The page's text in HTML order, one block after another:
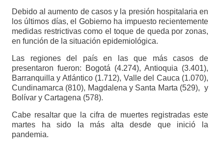
Debido al aumento de casos y la presión hospitalaria en
los últimos días, el Gobierno ha impuesto recientemente
medidas restrictivas como el toque de queda por zonas,
en función de la situación epidemiológica.
Las regiones del país en las que más casos de
presentaron fueron: Bogotá (4.274), Antioquia (3.401),
Barranquilla y Atlántico (1.712), Valle del Cauca (1.070),
Cundinamarca (810), Magdalena y Santa Marta (529), y
Bolívar y Cartagena (578).
Cabe resaltar que la cifra de muertes registradas este
martes ha sido la más alta desde que inició la
pandemia.